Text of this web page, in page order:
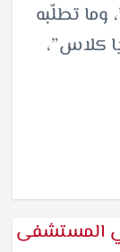
وما تطلّبه
كلاس”،